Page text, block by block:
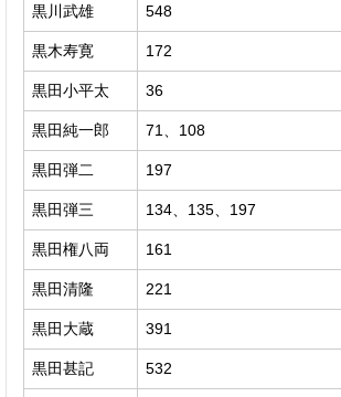
黒川武雄 548
黒木寿寛 172
黒田小平太 36
黒田純一郎 71、108
黒田弾二 197
黒田弾三 134、135、197
黒田権八両 161
黒田清隆 221
黒田大蔵 391
黒田甚記 532